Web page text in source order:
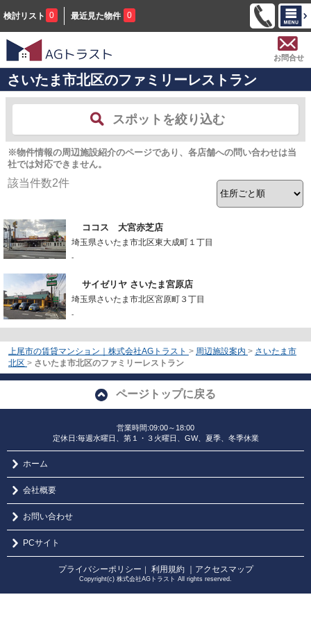
検討リスト 0 最近見た物件 0
お問合せ
さいたま市北区のファミリーレストラン
スポットを絞り込む
※物件情報の周辺施設紹介のページであり、各店舗への問い合わせは当
社では対応できません。
該当件数2件
ココス 大宮赤芝店
埼玉県さいたま市北区東大成町１丁目
-
サイゼリヤ さいたま宮原店
埼玉県さいたま市北区宮原町３丁目
-
上尾市の賃貸マンション｜株式会社AGトラスト > 周辺施設案内 > さいたま市
北区 > さいたま市北区のファミリーレストラン
ページトップに戻る
営業時間:09:00～18:00
定休日:毎週水曜日、第１・３火曜日、GW、夏季、冬季休業
ホーム
会社概要
お問い合わせ
PCサイト
プライバシーポリシー ｜ 利用規約 ｜アクセスマップ
Copyright(c) 株式会社AGトラスト All rights reserved.